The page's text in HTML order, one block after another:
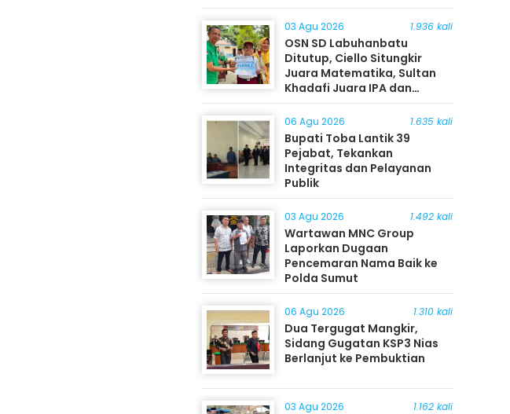
03 Agu 2026 1.936 kali
OSN SD Labuhanbatu
Ditutup, Ciello Situngkir
Juara Matematika, Sultan
Khadafi Juara IPA dan
Timothy Rangkuti Juara IPS
06 Agu 2026 1.635 kali
Bupati Toba Lantik 39
Pejabat, Tekankan
Integritas dan Pelayanan
Publik
03 Agu 2026 1.492 kali
Wartawan MNC Group
Laporkan Dugaan
Pencemaran Nama Baik ke
Polda Sumut
06 Agu 2026 1.310 kali
Dua Tergugat Mangkir,
Sidang Gugatan KSP3 Nias
Berlanjut ke Pembuktian
03 Agu 2026 1.162 kali